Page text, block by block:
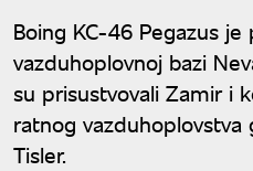
Boing KC-46 Pegazus
vazduhoplovnoj bazi
su prisustvovali Zamir i
ratnog
Tisler.